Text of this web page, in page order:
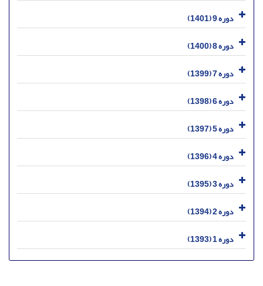
دوره 9 (1401)
دوره 8 (1400)
دوره 7 (1399)
دوره 6 (1398)
دوره 5 (1397)
دوره 4 (1396)
دوره 3 (1395)
دوره 2 (1394)
دوره 1 (1393)